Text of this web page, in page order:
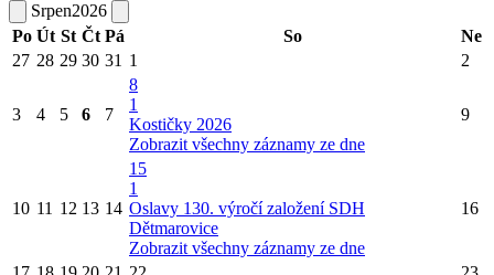
Srpen2026
Po Út St Čt Pá So
Ne
27 28 29 30 31 1 2
3 4 5 6 7
8
1
Kostičky 2026
Zobrazit všechny záznamy ze dne
9
10 11 12 13 14
15
1
Oslavy 130. výročí založení SDH
Dětmarovice
Zobrazit všechny záznamy ze dne
16